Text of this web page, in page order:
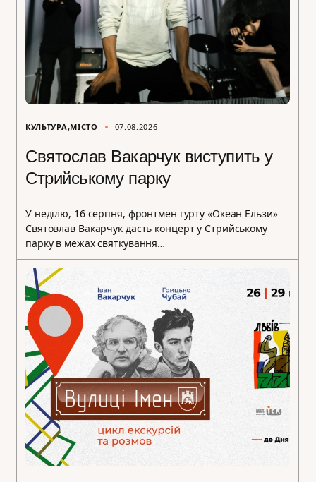
КУЛЬТУРА МІСТО 07.08.2026
Святослав Вакарчук виступить у
Стрийському парку
У неділю, 16 серпня, фронтмен гурту «Океан Ельзи»
Святовлав Вакарчук дасть концерт у Стрийському
парку в межах святкування…